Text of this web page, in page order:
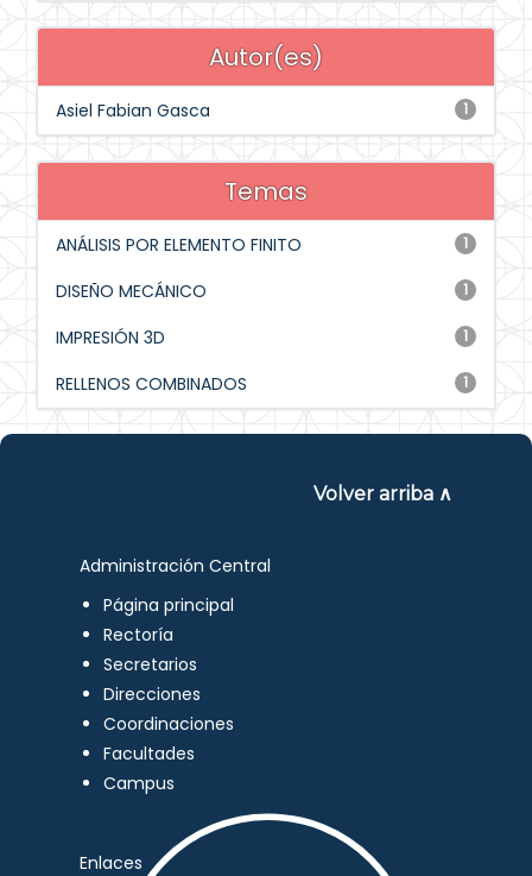
Autor(es)
1
Asiel Fabian Gasca
Temas
1
ANÁLISIS POR ELEMENTO FINITO
1
DISEÑO MECÁNICO
1
IMPRESIÓN 3D
1
RELLENOS COMBINADOS
Volver arriba ∧
Administración Central
Página principal
Rectoría
Secretarios
Direcciones
Coordinaciones
Facultades
Campus
Enlaces